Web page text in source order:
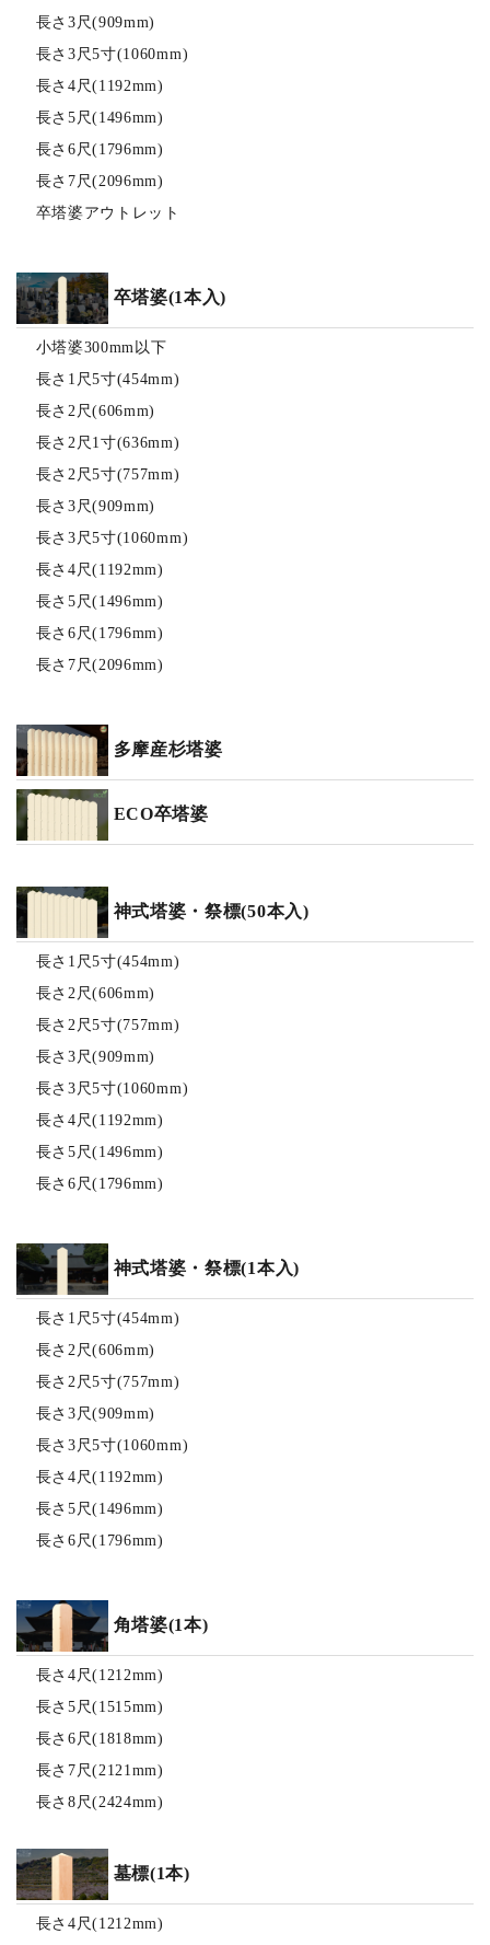
長さ3尺(909mm)
長さ3尺5寸(1060mm)
長さ4尺(1192mm)
長さ5尺(1496mm)
長さ6尺(1796mm)
長さ7尺(2096mm)
卒塔婆アウトレット
卒塔婆(1本入)
小塔婆300mm以下
長さ1尺5寸(454mm)
長さ2尺(606mm)
長さ2尺1寸(636mm)
長さ2尺5寸(757mm)
長さ3尺(909mm)
長さ3尺5寸(1060mm)
長さ4尺(1192mm)
長さ5尺(1496mm)
長さ6尺(1796mm)
長さ7尺(2096mm)
多摩産杉塔婆
ECO卒塔婆
神式塔婆・祭標(50本入)
長さ1尺5寸(454mm)
長さ2尺(606mm)
長さ2尺5寸(757mm)
長さ3尺(909mm)
長さ3尺5寸(1060mm)
長さ4尺(1192mm)
長さ5尺(1496mm)
長さ6尺(1796mm)
神式塔婆・祭標(1本入)
長さ1尺5寸(454mm)
長さ2尺(606mm)
長さ2尺5寸(757mm)
長さ3尺(909mm)
長さ3尺5寸(1060mm)
長さ4尺(1192mm)
長さ5尺(1496mm)
長さ6尺(1796mm)
角塔婆(1本)
長さ4尺(1212mm)
長さ5尺(1515mm)
長さ6尺(1818mm)
長さ7尺(2121mm)
長さ8尺(2424mm)
墓標(1本)
長さ4尺(1212mm)